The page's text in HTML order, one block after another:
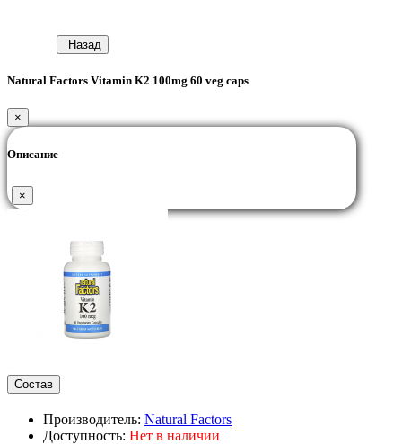
Назад
Natural Factors Vitamin K2 100mg 60 veg caps
×
Описание
×
Состав
Производитель: Natural Factors
Доступность: Нет в наличии